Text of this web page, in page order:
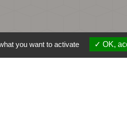
you want to activate OK,